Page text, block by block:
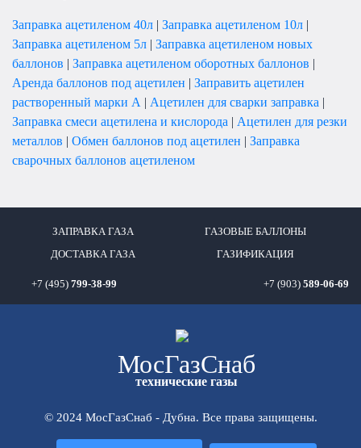
Заправка ацетиленом 40л | Заправка ацетиленом 10л |
Заправка ацетиленом 5л | Заправка ацетиленом новых
баллонов | Заправка ацетиленом оборотных баллонов |
Аренда баллонов под ацетилен | Заправить ацетилен
растворенный марки А | Ацетилен для сварки заправка |
Заправка смеси ацетилена и кислорода | Ацетилен для резки
металлов | Обмен баллонов под ацетилен | Заправка
сварочных баллонов ацетиленом
ЗАПРАВКА ГАЗА ГАЗОВЫЕ БАЛЛОНЫ
ДОСТАВКА ГАЗА ГАЗИФИКАЦИЯ
+7 (495) 799-38-99 +7 (903) 589-06-69
МосГазСнаб
технические газы
© 2024 МосГазСнаб - Дубна. Все права защищены.